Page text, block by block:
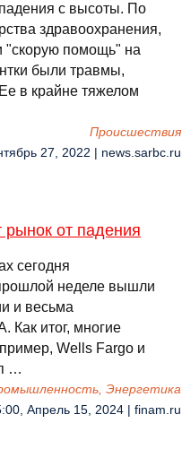
с высоты. По
здравоохранения,
"скорую помощь" на
были травмы,
в крайне тяжелом
Происшествия
27, 2022 | news.sarbc.ru
от падения
сегодня
неделе вышли
и весьма
Как итог, многие
Wells Fargo и
…
Энергетика
Апрель 15, 2024 | finam.ru